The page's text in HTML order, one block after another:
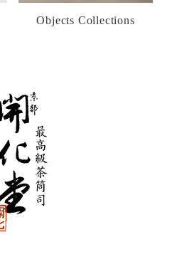
Objects Collections